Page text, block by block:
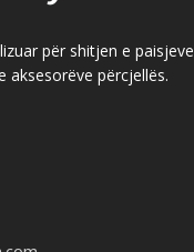
për shitjen e paisjeve
aksesorëve përcjellës.